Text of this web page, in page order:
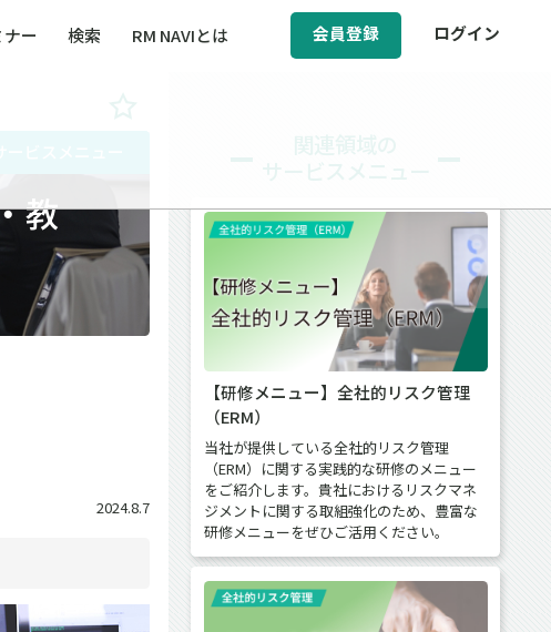
ー 検索 RM NAVIとは 会員登録 ログイン
／BCM（事業継続マネジメント）
文化醸成／労働安全衛生
管理
教
2024.8.7
【研修メニュー】全社的リスク管理
（ERM）
当社が提供している全社的リスク管理
（ERM）に関する実践的な研修のメニュー
をご紹介します。貴社におけるリスクマネ
ジメントに関する取組強化のため、豊富な
研修メニューをぜひご活用ください。